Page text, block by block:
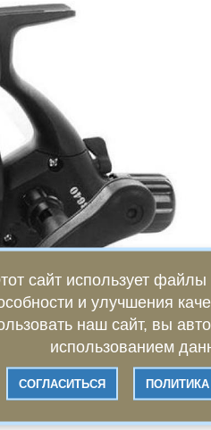
сайт использует
и улучшения
наш сайт, вы
использованием
СОГЛАСИТЬСЯ